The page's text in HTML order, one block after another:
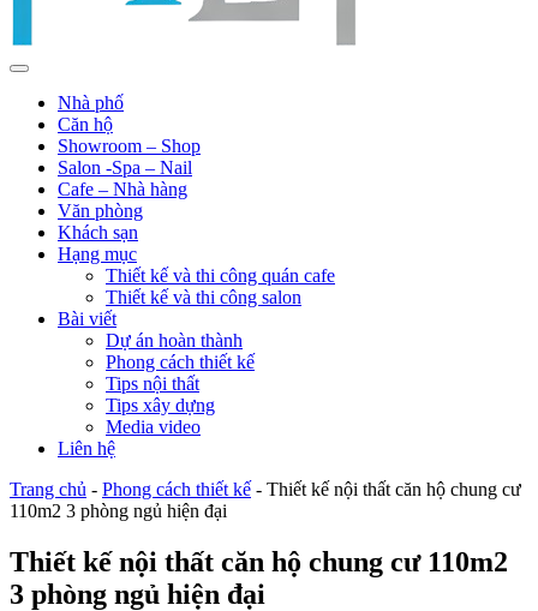
Nhà phố
Căn hộ
Showroom – Shop
Salon -Spa – Nail
Cafe – Nhà hàng
Văn phòng
Khách sạn
Hạng mục
Thiết kế và thi công quán cafe
Thiết kế và thi công salon
Bài viết
Dự án hoàn thành
Phong cách thiết kế
Tips nội thất
Tips xây dựng
Media video
Liên hệ
Trang chủ - Phong cách thiết kế - Thiết kế nội thất căn hộ chung cư
110m2 3 phòng ngủ hiện đại
Thiết kế nội thất căn hộ chung cư 110m2
3 phòng ngủ hiện đại